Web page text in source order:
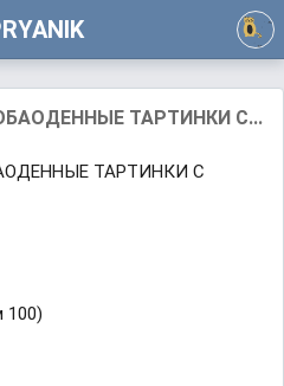
ТАРТИНКИ С...
ТАРТИНКИ С
100)